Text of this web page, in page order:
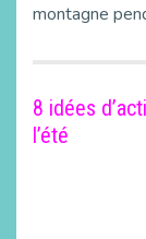
montagne
8 idées
l’été